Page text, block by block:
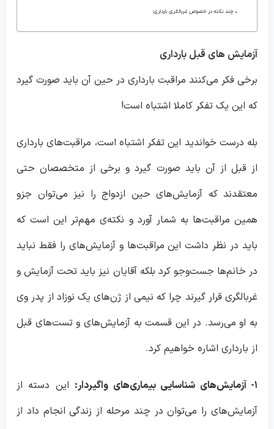
چند نکته در خصوص غربالگری بارداری:
آزمایش های قبل بارداری
برخی فکر می‌کنند مراقبت بارداری در حین آن باید صورت گیرد
که این یک تفکر کاملا اشتباه است!
بله درست خواندید این تفکر اشتباه است، مراقبت‌های بارداری
از قبل از آن باید صورت گیرد و برخی از متخصصان حتی
معتقدند که آزمایش‌های حین ازدواج را نیز می‌توان جزو
همین مراقبت‌ها به شمار آورد و نکته‌‌ی مهم‌تر این است که
باید در نظر داشت این مراقبت‌ها و آزمایش‌های را فقط نباید
در خانم‌ها جست‌و‌جو کرد بلکه آقایان نیز باید تحت آزمایش و
غربالگری قرار گیرند چرا که نیمی از ژن‌های یک نوزاد از پدر وی
به او می‌رسد. در این‌ قسمت به آزمایش‌های و تست‌های قبل
از بارداری اشاره خواهیم کرد.
۱- آزمایش‌های شناسایی بیماری‌های واگیردار:
این دسته از
آزمایش‌های را می‌توان در چند مرحله از زندگی انجام داد از